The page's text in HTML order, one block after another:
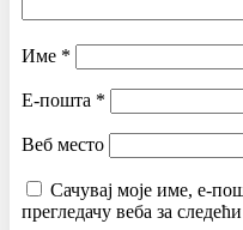
Име *
Е-пошта *
Веб место
Сачувај моје име, е-
прегледачу веба за